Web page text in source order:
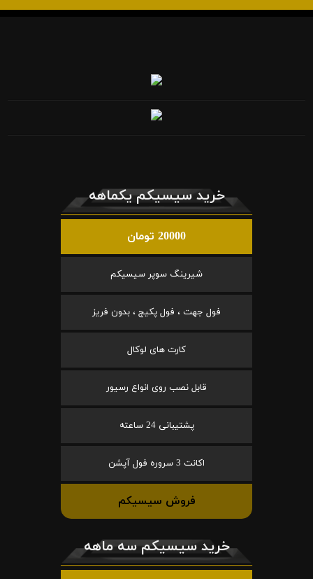
خرید سیسیکم یکماهه
20000 تومان
شیرینگ سوپر سیسیکم
فول جهت ، فول پکیج ، بدون فریز
کارت های لوکال
قابل نصب روی انواع رسیور
پشتیبانی 24 ساعته
اکانت 3 سروره فول آپشن
فروش سیسیکم
خرید سیسیکم سه ماهه